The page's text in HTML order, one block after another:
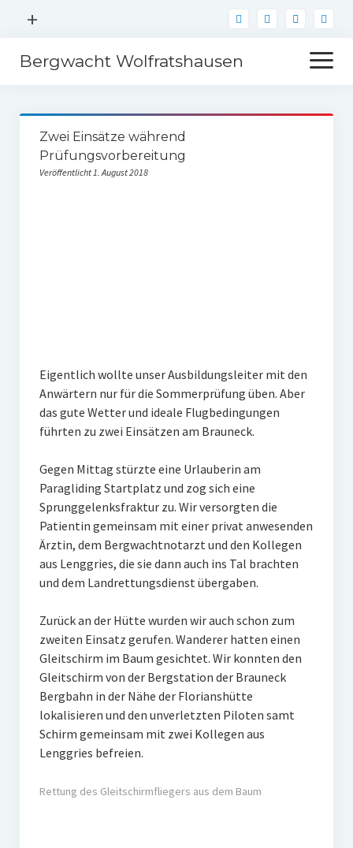
Menü
+
Bergwacht Wolfratshausen
Menü
öffnen
Über
Zwei Einsätze während
Prüfungsvorbereitung
Veröffentlicht 1. August 2018
Eigentlich wollte unser Ausbildungsleiter mit den
Anwärtern nur für die Sommerprüfung üben. Aber
das gute Wetter und ideale Flugbedingungen
führten zu zwei Einsätzen am Brauneck.
Gegen Mittag stürzte eine Urlauberin am
Paragliding Startplatz und zog sich eine
Sprunggelenksfraktur zu. Wir versorgten die
Patientin gemeinsam mit einer privat anwesenden
Ärztin, dem Bergwachtnotarzt und den Kollegen
aus Lenggries, die sie dann auch ins Tal brachten
und dem Landrettungsdienst übergaben.
Zurück an der Hütte wurden wir auch schon zum
zweiten Einsatz gerufen. Wanderer hatten einen
Gleitschirm im Baum gesichtet. Wir konnten den
Gleitschirm von der Bergstation der Brauneck
Bergbahn in der Nähe der Florianshütte
lokalisieren und den unverletzten Piloten samt
Schirm gemeinsam mit zwei Kollegen aus
Lenggries befreien.
Rettung des Gleitschirmfliegers aus dem Baum